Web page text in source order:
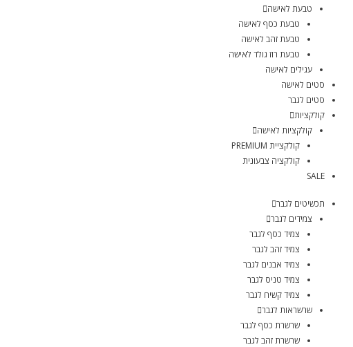
טבעת לאישה
טבעת כסף לאישה
טבעת זהב לאישה
טבעת רוז גולד לאישה
עגילים לאישה
סטים לאישה
סטים לגבר
קולקציות
קולקציות לאישה
קולקציית PREMIUM
קולקציה צבעונית
SALE
תכשיטים לגבר
צמידים לגבר
צמיד כסף לגבר
צמיד זהב לגבר
צמיד אבנים לגבר
צמיד טניס לגבר
צמיד קשיח לגבר
שרשראות לגבר
שרשרת כסף לגבר
שרשרת זהב לגבר